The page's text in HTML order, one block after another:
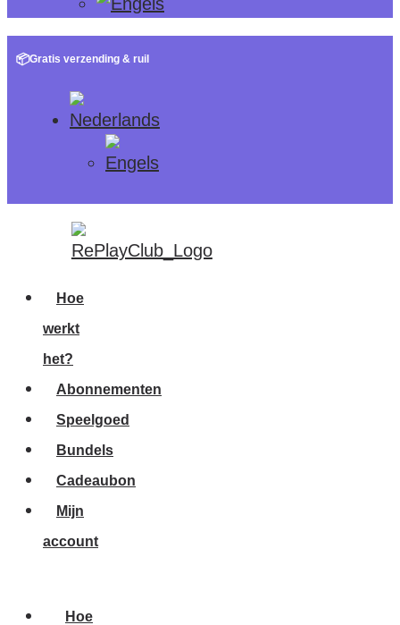
📦Gratis verzending & ruil
Hoe
werkt
het?
Abonnementen
Speelgoed
Bundels
Cadeaubon
Mijn
account
Hoe